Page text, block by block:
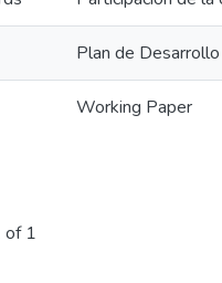
Plan de
Working Paper
of 1